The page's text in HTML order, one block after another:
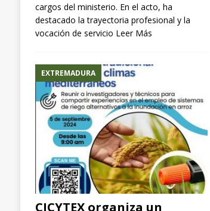
cargos del ministerio. En el acto, ha
destacado la trayectoria profesional y la
vocación de servicio Leer Más
EXTREMADURA
CICYTEX organiza un